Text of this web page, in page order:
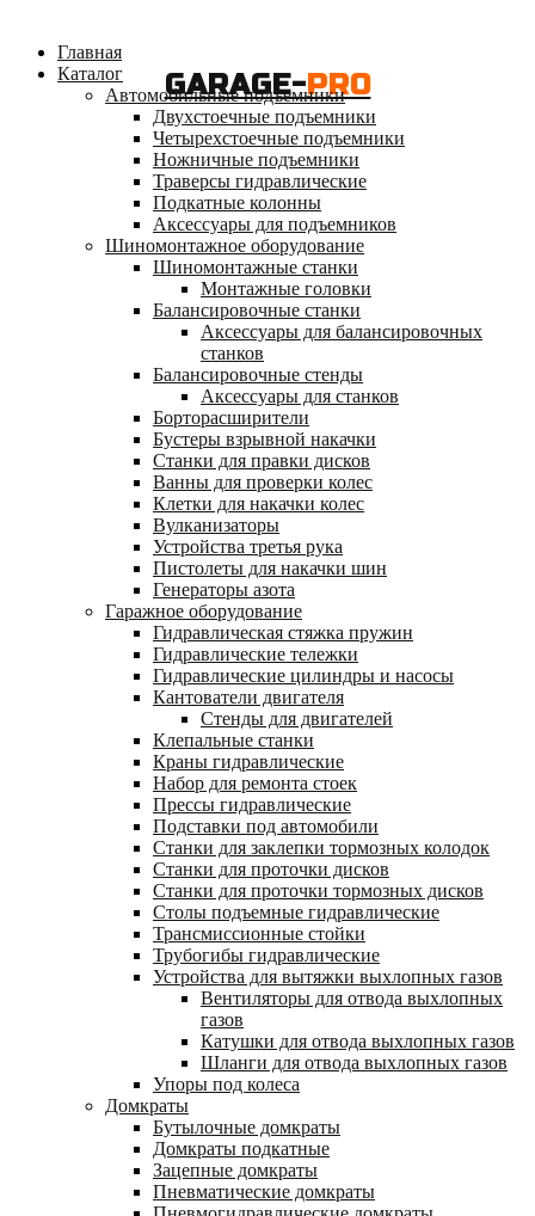
GARAGE-PRO
Главная
Каталог
Автомобильные подъемники
Двухстоечные подъемники
Четырехстоечные подъемники
Ножничные подъемники
Траверсы гидравлические
Подкатные колонны
Аксессуары для подъемников
Шиномонтажное оборудование
Шиномонтажные станки
Монтажные головки
Балансировочные станки
Аксессуары для балансировочных
станков
Балансировочные стенды
Аксессуары для станков
Борторасширители
Бустеры взрывной накачки
Станки для правки дисков
Ванны для проверки колес
Клетки для накачки колес
Вулканизаторы
Устройства третья рука
Пистолеты для накачки шин
Генераторы азота
Гаражное оборудование
Гидравлическая стяжка пружин
Гидравлические тележки
Гидравлические цилиндры и насосы
Кантователи двигателя
Стенды для двигателей
Клепальные станки
Краны гидравлические
Набор для ремонта стоек
Прессы гидравлические
Подставки под автомобили
Станки для заклепки тормозных колодок
Станки для проточки дисков
Станки для проточки тормозных дисков
Столы подъемные гидравлические
Трансмиссионные стойки
Трубогибы гидравлические
Устройства для вытяжки выхлопных газов
Вентиляторы для отвода выхлопных
газов
Катушки для отвода выхлопных газов
Шланги для отвода выхлопных газов
Упоры под колеса
Домкраты
Бутылочные домкраты
Домкраты подкатные
Зацепные домкраты
Пневматические домкраты